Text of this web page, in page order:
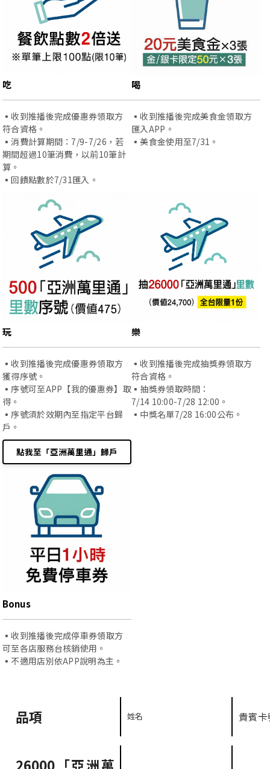
吃
▪️收到推播後完成優惠券領取方
符合資格。
▪️消費計算期間：7/9-7/26，若
期間超過10筆消費，以前10筆計
算。
▪️回饋點數於7/31匯入。
喝
▪️收到推播後完成美食金領取方
匯入APP。
▪️美食金使用至7/31。
玩
▪️收到推播後完成優惠券領取方
獲得序號。
▪️序號可至APP【我的優惠券】取
得。
▪️序號須於效期內至指定平台歸
戶。
點我至「亞洲萬里通」歸戶
樂
▪️收到推播後完成抽獎券領取方
符合資格。
▪️抽獎券領取時間：
7/14 10:00-7/28 12:00。
▪️中獎名單7/28 16:00公布。
Bonus
▪️收到推播後完成停車券領取方
可至各店服務台核銷使用。
▪️不適用店別依APP說明為主。
品項 姓名 貴賓卡
26000「亞洲萬